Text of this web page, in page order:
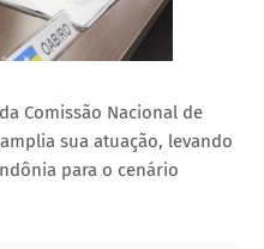
Comissão Nacional de
sua atuação, levando
para o cenário